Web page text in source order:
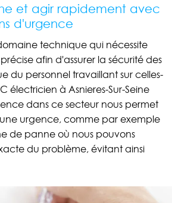
et agir rapidement avec
d'urgence
technique qui nécessite
afin d'assurer la sécurité des
du personnel travaillant sur celles-
électricien à Asnieres-Sur-Seine
dans ce secteur nous permet
urgence, comme par exemple
de panne où nous pouvons
du problème, évitant ainsi